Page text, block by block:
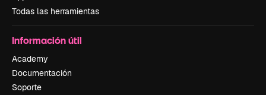
Todas las herramientas
Información útil
Academy
Documentación
Soporte